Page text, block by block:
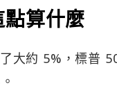
算什麼
大約 5%，標普